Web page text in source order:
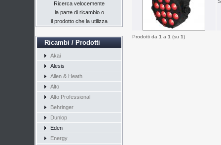
Ricerca velocemente
la parte di ricambio o
il prodotto che la utilizza
Ricambi / Prodotti
Akai
Alesis
Allen & Heath
Alto
Alto Professional
Behringer
Dunlop
Eden
Energy
Prodotti da 1 a 1 (su 1)